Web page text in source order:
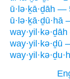
ū·lə·ḵā·ḏāh —
way·yil·kə·ḏū